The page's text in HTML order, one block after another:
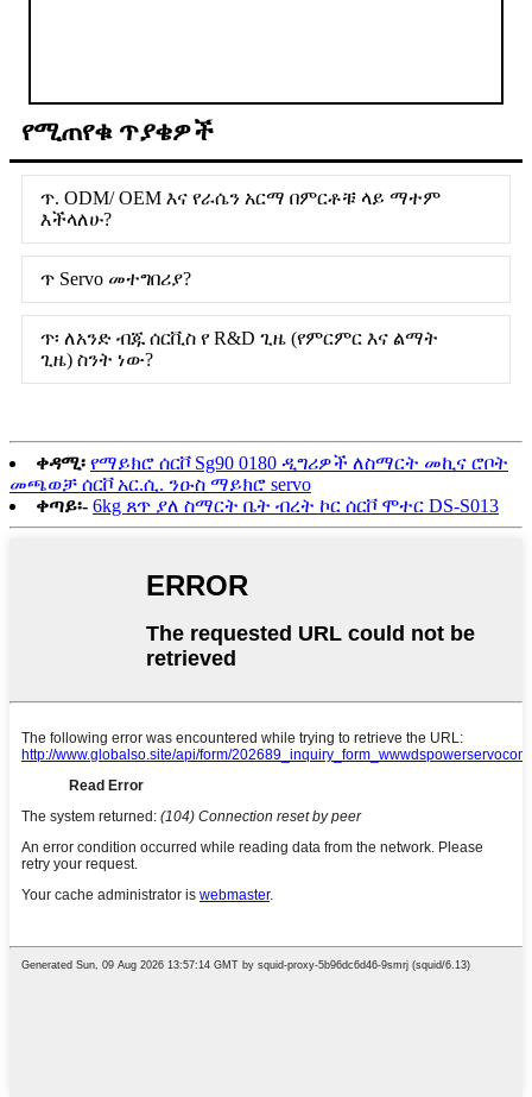
የሚጠየቁ ጥያቄዎች
ጥ. ODM/ OEM እና የራሴን አርማ በምርቶቹ ላይ ማተም
እችላለሁ?
ጥ Servo መተግበሪያ?
ጥ፡ ለአንድ ብጁ ሰርቪስ የ R&D ጊዜ (የምርምር እና ልማት
ጊዜ) ስንት ነው?
ቀዳሚ፡ የማይክሮ ሰርቮ Sg90 0180 ዲግሪዎች ለስማርት መኪና ሮቦት
መጫወቻ ሰርቮ አር.ሲ. ንዑስ ማይክሮ servo
ቀጣይ፡- 6kg ጸጥ ያለ ስማርት ቤት ብረት ኮር ሰርቮ ሞተር DS-S013